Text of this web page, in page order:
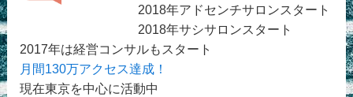
2018年アドセンチサロンスタート
2018年サシサロンスタート
2017年は経営コンサルもスタート
月間130万アクセス達成！
現在東京を中心に活動中